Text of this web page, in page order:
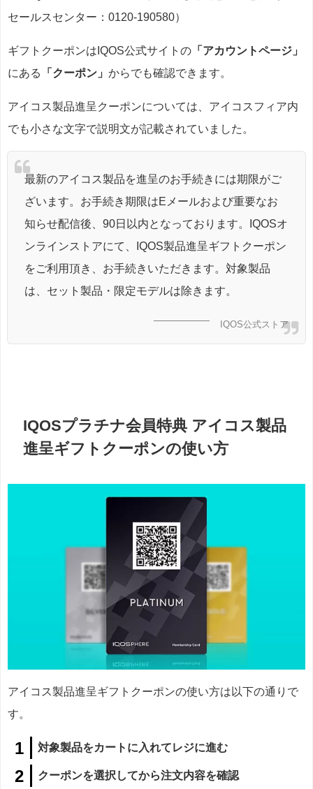
セールスセンター：0120-190580）
ギフトクーポンはIQOS公式サイトの 「アカウントページ」
にある
「クーポン」 からでも確認できます。
アイコス製品進呈クーポンについては、アイコスフィア内
でも小さな文字で説明文が記載されていました。
最新のアイコス製品を進呈のお手続きには期限がご
ざいます。お手続き期限はEメールおよび重要なお
知らせ配信後、90日以内となっております。IQOSオ
ンラインストアにて、IQOS製品進呈ギフトクーポン
をご利用頂き、お手続きいただきます。対象製品
は、セット製品・限定モデルは除きます。
IQOS公式ストア
IQOSプラチナ会員特典 アイコス製品
進呈ギフトクーポンの使い方
アイコス製品進呈ギフトクーポンの使い方は以下の通りで
す。
対象製品をカートに入れてレジに進む
クーポンを選択してから注文内容を確認